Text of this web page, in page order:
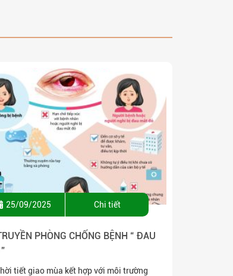
25/09/2025 Chi tiết
PHÒNG CHỐNG BỆNH “ ĐAU
tiết giao mùa kết hợp với môi trường